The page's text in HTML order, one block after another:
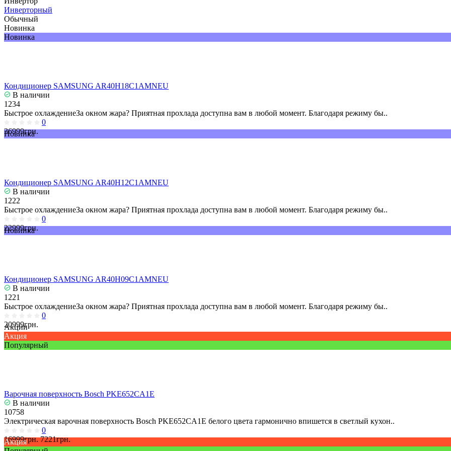
Инверторный
Обычный
Новинка
Новинка
Кондиционер SAMSUNG AR40H18C1AMNEU
В наличии
1234
Быстрое охлаждениеЗа окном жара? Приятная прохлада доступна вам в любой момент. Благодаря режиму бы..
0
36999грн.
Новинка
Кондиционер SAMSUNG AR40H12C1AMNEU
В наличии
1222
Быстрое охлаждениеЗа окном жара? Приятная прохлада доступна вам в любой момент. Благодаря режиму бы..
0
22999грн.
Новинка
Кондиционер SAMSUNG AR40H09C1AMNEU
В наличии
1221
Быстрое охлаждениеЗа окном жара? Приятная прохлада доступна вам в любой момент. Благодаря режиму бы..
0
20999грн.
Акции
Акция
Популярный
Варочная поверхность Bosch PKE652CA1E
В наличии
10758
Электрическая варочная поверхность Bosch PKE652CA1E белого цвета гармонично впишется в светлый кухон..
0
16999грн. 7221грн.
Акция